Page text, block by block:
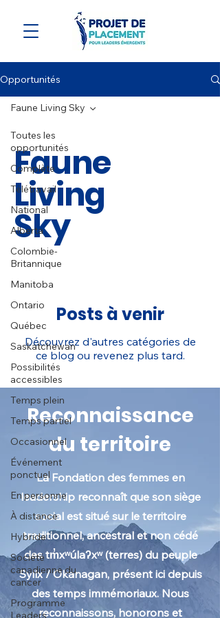
Opportunités
Toutes les
opportunités
Complète
Télétravail
National
Alberta
Colombie-
Britannique
Manitoba
Ontario
Québec
Saskatchewan
Possibilités
accessibles
Temps plein
Temps partiel
Occasionnel
Événement
ponctuel
En personne
À distance
Hybride
Société
canadienne du
cancer
Programme
Leaders
Faune Living Sky
Faune
Living
Sky
Posts à venir
Découvrez d'autres catégories de
ce blog ou revenez plus tard.
Reconnaissance
du territoire
La Fondation des femmes en
leadership reconnaît que son siège
social est situé sur le territoire
traditionnel, ancestral et non cédé
des tm̓xʷúlaʔxʷ (terres) du peuple
Syilx / Okanagan, présent ici depuis
des temps immémoriaux. Nous
reconnaissons, honorons et